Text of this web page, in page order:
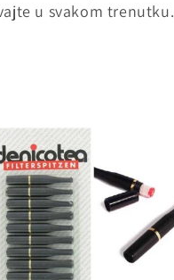
u svakom trenutku.